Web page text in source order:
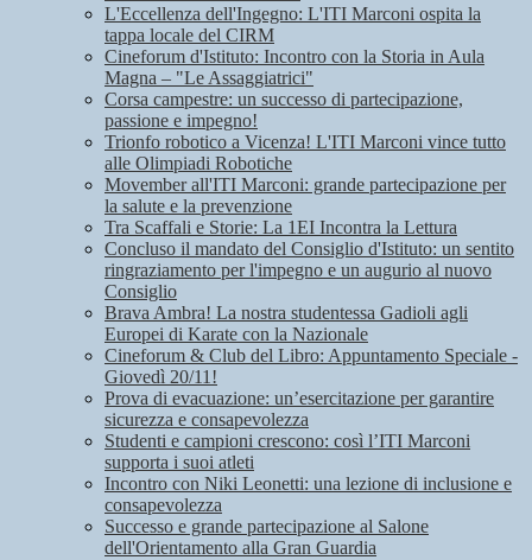
L'Eccellenza dell'Ingegno: L'ITI Marconi ospita la
tappa locale del CIRM
Cineforum d'Istituto: Incontro con la Storia in Aula
Magna – "Le Assaggiatrici"
Corsa campestre: un successo di partecipazione,
passione e impegno!
Trionfo robotico a Vicenza! L'ITI Marconi vince tutto
alle Olimpiadi Robotiche
Movember all'ITI Marconi: grande partecipazione per
la salute e la prevenzione
Tra Scaffali e Storie: La 1EI Incontra la Lettura
Concluso il mandato del Consiglio d'Istituto: un sentito
ringraziamento per l'impegno e un augurio al nuovo
Consiglio
Brava Ambra! La nostra studentessa Gadioli agli
Europei di Karate con la Nazionale
Cineforum & Club del Libro: Appuntamento Speciale -
Giovedì 20/11!
Prova di evacuazione: un’esercitazione per garantire
sicurezza e consapevolezza
Studenti e campioni crescono: così l’ITI Marconi
supporta i suoi atleti
Incontro con Niki Leonetti: una lezione di inclusione e
consapevolezza
Successo e grande partecipazione al Salone
dell'Orientamento alla Gran Guardia